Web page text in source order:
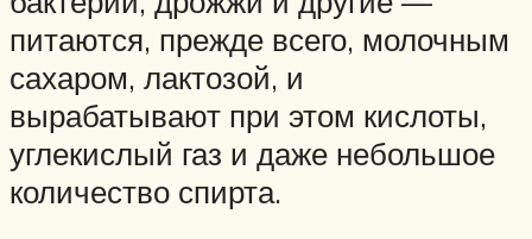
питаются, прежде всего, молочным
сахаром, лактозой, и
вырабатывают при этом кислоты,
углекислый газ и даже небольшое
количество спирта.